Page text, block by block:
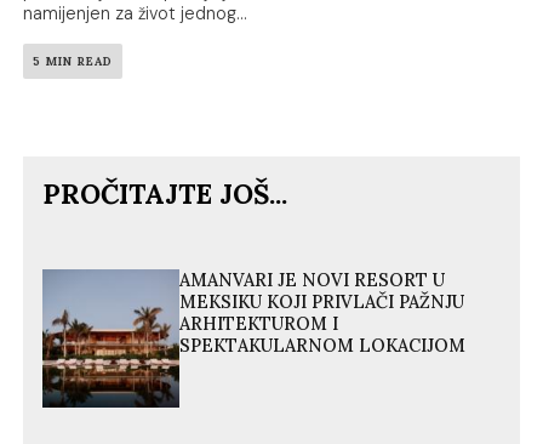
namijenjen za život jednog...
5 MIN READ
PROČITAJTE JOŠ...
AMANVARI JE NOVI RESORT U
MEKSIKU KOJI PRIVLAČI PAŽNJU
ARHITEKTUROM I
SPEKTAKULARNOM LOKACIJOM